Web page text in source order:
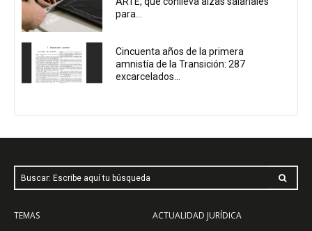
para...
Cincuenta años de la primera
amnistía de la Transición: 287
excarcelados...
Buscar: Escribe aquí tu búsqueda
TEMAS
ACTUALIDAD JURÍDICA